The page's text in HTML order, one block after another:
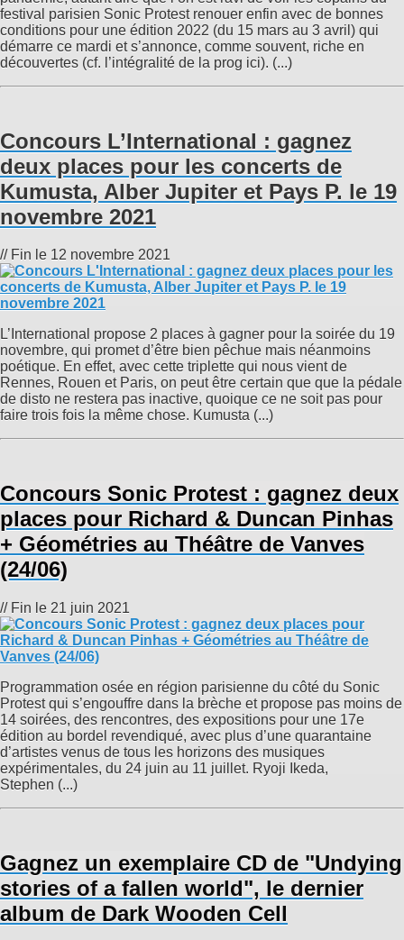
festival parisien Sonic Protest renouer enfin avec de bonnes
conditions pour une édition 2022 (du 15 mars au 3 avril) qui
démarre ce mardi et s’annonce, comme souvent, riche en
découvertes (cf. l’intégralité de la prog ici). (...)
Concours L’International : gagnez
deux places pour les concerts de
Kumusta, Alber Jupiter et Pays P. le 19
novembre 2021
// Fin le 12 novembre 2021
L’International propose 2 places à gagner pour la soirée du 19
novembre, qui promet d’être bien pêchue mais néanmoins
poétique. En effet, avec cette triplette qui nous vient de
Rennes, Rouen et Paris, on peut être certain que que la pédale
de disto ne restera pas inactive, quoique ce ne soit pas pour
faire trois fois la même chose. Kumusta (...)
Concours Sonic Protest : gagnez deux
places pour Richard & Duncan Pinhas
+ Géométries au Théâtre de Vanves
(24/06)
// Fin le 21 juin 2021
Programmation osée en région parisienne du côté du Sonic
Protest qui s’engouffre dans la brèche et propose pas moins de
14 soirées, des rencontres, des expositions pour une 17e
édition au bordel revendiqué, avec plus d’une quarantaine
d’artistes venus de tous les horizons des musiques
expérimentales, du 24 juin au 11 juillet. Ryoji Ikeda,
Stephen (...)
Gagnez un exemplaire CD de "Undying
stories of a fallen world", le dernier
album de Dark Wooden Cell